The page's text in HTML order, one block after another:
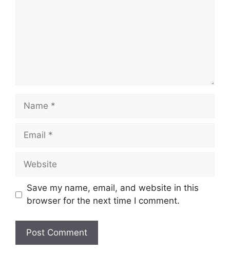
Name
Email
Website
Save my name, email, and website in this
browser for the next time I comment.